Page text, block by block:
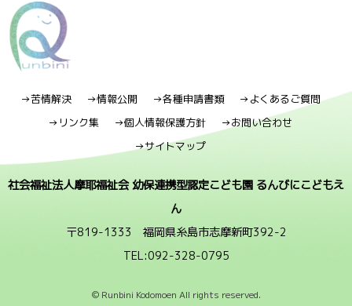
→苦情解決 →情報公開 →各種申請書類
→よくあるご質問
→リンク集
→個人情報保護方針
→お問い合わせ
→サイトマップ
社会福祉法人摩耶福祉会 幼保連携型認定こども園 るんびにこどもえ
ん
〒819-1333 福岡県糸島市志摩新町392-2
TEL:092-328-0795
© Runbini Kodomoen All rights reserved.